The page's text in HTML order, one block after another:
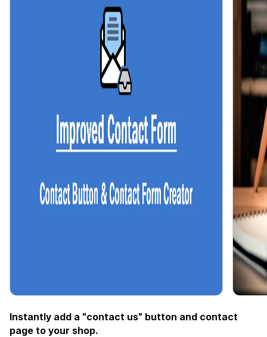
Instantly add a "contact us" button and contact
page to your shop.